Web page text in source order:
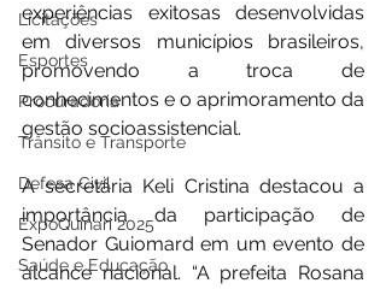
Licitações
Esportes
Procuradoria
Trânsito e Transporte
Defesa Civil
ExpoQuinari 2025
Saúde e Educação
experiências exitosas desenvolvidas
em diversos municípios brasileiros,
promovendo a troca de
conhecimentos e o aprimoramento da
gestão socioassistencial.
A secretária Keli Cristina destacou a
importância da participação de
Senador Guiomard em um evento de
alcance nacional. “A prefeita Rosana